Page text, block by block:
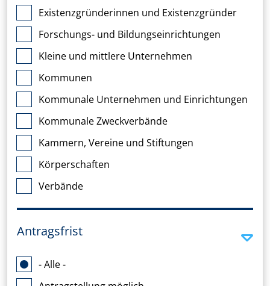
Existenzgründerinnen und Existenzgründer
Forschungs- und Bildungseinrichtungen
Kleine und mittlere Unternehmen
Kommunen
Kommunale Unternehmen und Einrichtungen
Kommunale Zweckverbände
Kammern, Vereine und Stiftungen
Körperschaften
Verbände
Antragsfrist
- Alle -